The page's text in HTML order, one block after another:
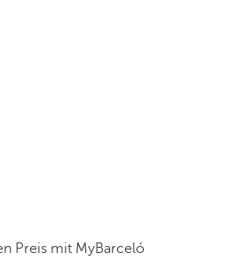
Preis mit MyBarceló